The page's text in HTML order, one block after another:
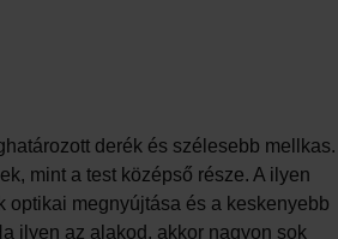
derék és szélesebb mellkas.
mint a test középső része. A ilyen
optikai megnyújtása és a keskenyebb
ilyen az alakod, akkor nagyon sok